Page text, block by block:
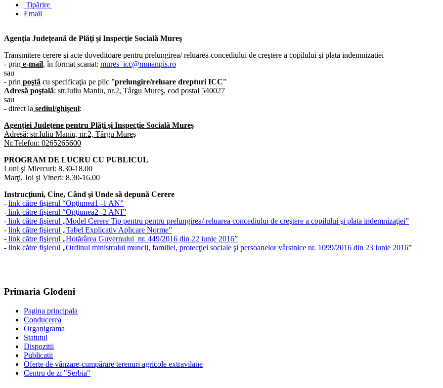
Tipărire
Email
Agenţia Judeţeană de Plăţi şi Inspecţie Socială Mureş
Transmitere cerere şi acte doveditoare pentru prelungirea/ reluarea concediului de creştere a copilului şi plata indemnizaţiei
- prin e-mail, în format scanat: mures_icc@mmanpis.ro
sau
- prin poştă cu specificaţia pe plic ”prelungire/reluare drepturi ICC”
Adresă poştală: str.Iuliu Maniu, nr.2, Târgu Mureş, cod postal 540027
sau
- direct la sediul/ghişeul:
Agenţiei Judeţene pentru Plăţi şi Inspecţie Socială Mureş
Adresă: str.Iuliu Maniu, nr.2, Târgu Mureş
Nr.Telefon: 0265265600
PROGRAM DE LUCRU CU PUBLICUL
Luni şi Miercuri: 8.30-18.00
Marţi, Joi şi Vineri: 8.30-16.00
Instrucţiuni, Cine, Când şi Unde să depună Cerere
- link către fişierul “Opţiunea1 -1 AN”
- link către fişierul “Opţiunea2 -2 ANI”
- link către fişierul „Model Cerere Tip pentru pentru prelungirea/ reluarea concediului de creştere a copilului şi plata indemnizaţiei”
- link către fişierul „Tabel Explicativ Aplicare Norme”
- link către fişierul „Hotărârea Guvernului nr. 449/2016 din 22 iunie 2016”
- link către fişierul „Ordinul ministrului muncii, familiei, protecţiei sociale şi persoanelor vârstnice nr. 1099/2016 din 23 iunie 2016”
Primaria Glodeni
Pagina principala
Conducerea
Organigrama
Statutul
Dispozitii
Publicatii
Oferte de vânzare-cumpărare terenuri agricole extravilane
Centru de zi "Serbia"